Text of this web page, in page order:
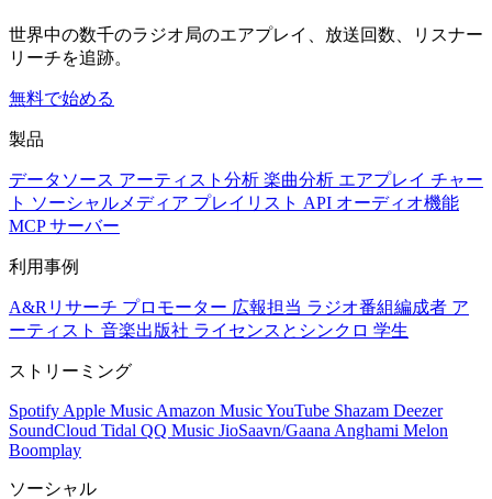
世界中の数千のラジオ局のエアプレイ、放送回数、リスナー
リーチを追跡。
無料で始める
製品
データソース アーティスト分析 楽曲分析 エアプレイ チャー
ト ソーシャルメディア プレイリスト API オーディオ機能
MCP サーバー
利用事例
A&Rリサーチ プロモーター 広報担当 ラジオ番組編成者 ア
ーティスト 音楽出版社 ライセンスとシンクロ 学生
ストリーミング
Spotify Apple Music Amazon MusicYouTube Shazam Deezer
SoundCloud Tidal QQ Music JioSaavn/Gaana Anghami Melon
Boomplay
ソーシャル